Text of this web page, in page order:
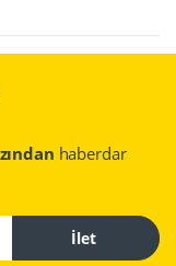
haberdar
İlet